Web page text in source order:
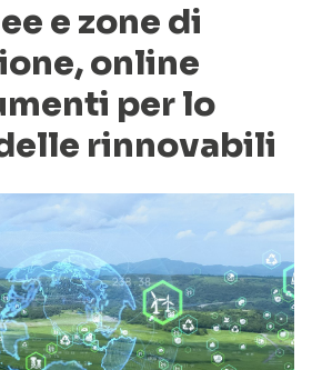
e zone di
online
per lo
rinnovabili